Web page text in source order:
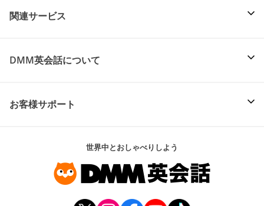
関連サービス
DMM英会話について
お客様サポート
世界中とおしゃべりしよう